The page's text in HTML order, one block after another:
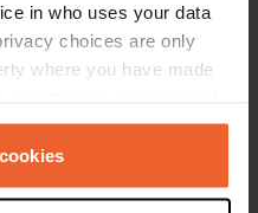
in who uses your data
choices are only
where you have made
or by clicking onKopiëren